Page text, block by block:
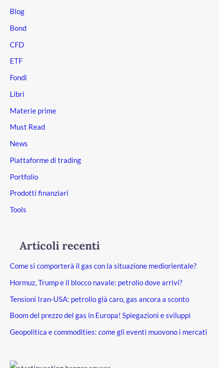
Blog
Bond
CFD
ETF
Fondi
Libri
Materie prime
Must Read
News
Piattaforme di trading
Portfolio
Prodotti finanziari
Tools
Articoli recenti
Come si comporterà il gas con la situazione mediorientale?
Hormuz, Trump e il blocco navale: petrolio dove arrivi?
Tensioni Iran-USA: petrolio già caro, gas ancora a sconto
Boom del prezzo del gas in Europa! Spiegazioni e sviluppi
Geopolitica e commodities: come gli eventi muovono i mercati